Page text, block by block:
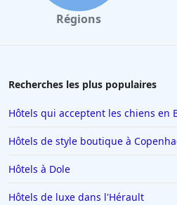
Hôtels à Saintes
Hôtels à Aix-les-Bains
Hôtels à Ténériffe
Hôtels à Plailly
Hôtels à La Toussuire
Régions
Recherches les plus populaires
Hôtels qui acceptent les chiens en
Hôtels de style boutique à
Hôtels à Dole
Hôtels de luxe dans l'Hérault